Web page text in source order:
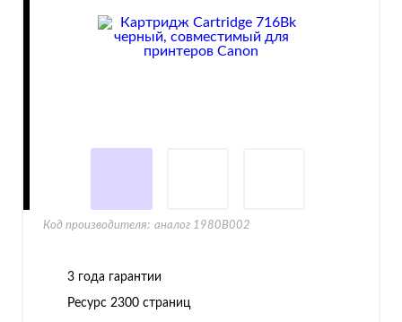
Код производителя: аналог 1980B002
3 года гарантии
Ресурс 2300 страниц